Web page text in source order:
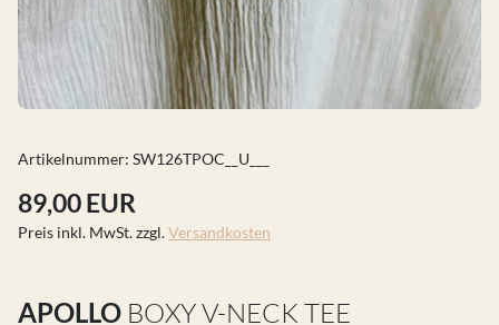
Artikelnummer: SW126TPOC__U___
89,00 EUR
Preis inkl. MwSt. zzgl.Versandkosten
APOLLO BOXY V-NECK TEE